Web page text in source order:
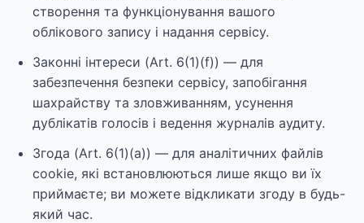
створення та функціонування вашого
облікового запису і надання сервісу.
Законні інтереси (Art. 6(1)(f)) — для
забезпечення безпеки сервісу, запобігання
шахрайству та зловживанням, усунення
дублікатів голосів і ведення журналів аудиту.
Згода (Art. 6(1)(a)) — для аналітичних файлів
cookie, які встановлюються лише якщо ви їх
приймаєте; ви можете відкликати згоду в будь-
який час.